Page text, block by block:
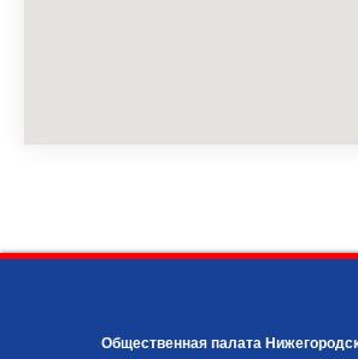
Общественная палата